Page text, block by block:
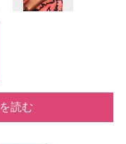
読む